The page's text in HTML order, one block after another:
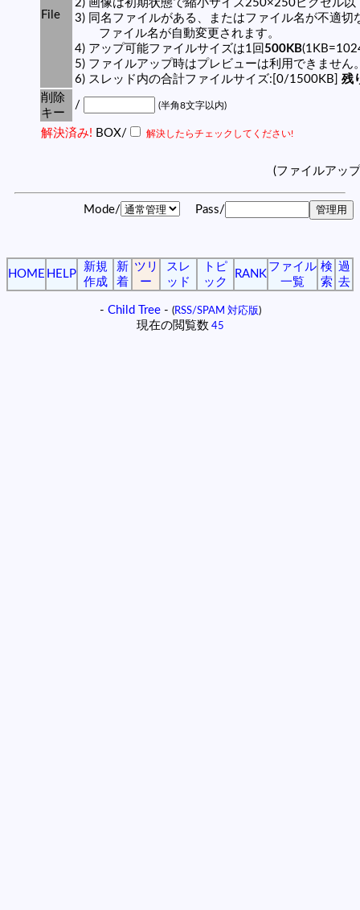
File
2) 画像は初期状態で縮小サイズ250×250ピクセル以
3) 同名ファイルがある、またはファイル名が不適切
ファイル名が自動変更されます。
4) アップ可能ファイルサイズは1回 500KB
5) ファイルアップ時はプレビューは利用できません
6) スレッド内の合計ファイルサイズ:[0/1500KB] 残
削除
キー
/ (半角8文字以内)
解決済み! BOX/ 解決したらチェックしてください!
(ファイルアッ
Mode/ Pass/
HOME HELP
新規
作成
新
着
ツリ
ー
スレ
ッド
トピ
ック
RANK
ファイル
一覧
検
索
過
去
- Child Tree- (RSS/SPAM 対応版)
現在の閲覧数 45